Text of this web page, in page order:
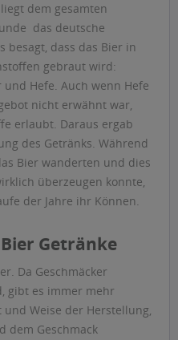
dem gesamten
 das deutsche
besagt, dass das Bier in
gebraut wird:
und Hefe. Auch wenn Hefe
nicht erwähnt war,
erlaubt. Daraus ergab
des Getränks. Während
Bier wanderten und dies
überzeugen konnte,
der Jahre ihr Können.
Getränke
Da Geschmäcker
gibt es immer mehr
Weise der Herstellung,
dem Geschmack